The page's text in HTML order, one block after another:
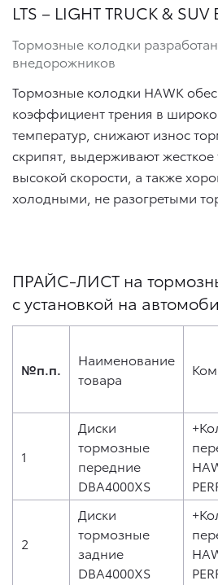
LTS – LIGHT TRUCK & SUV
Тормозные колодки
внедорожников
Тормозные колодки HAWK
коэффициент трения в
температур, снижают износ
скрипят, выдерживают
высокой скорости, а также
холодными, не разогретыми
ПРАЙС-ЛИСТ на
с установкой на
№п.п.
Наименование
товара
1
Диски
тормозные
передние
DBA4000XS
2
Диски
тормозные
задние
DBA4000XS